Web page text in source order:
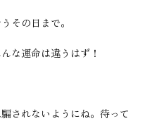
その日まで。
な運命は違うはず！
されないようにね。待って